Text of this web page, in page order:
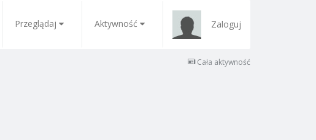
Przeglądaj Aktywność Zaloguj
Cała aktywność